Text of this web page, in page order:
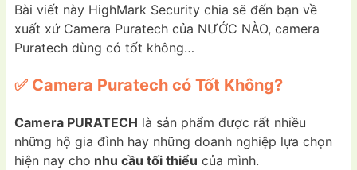
Bài viết này HighMark Security chia sẽ đến bạn về
xuất xứ Camera Puratech của NƯỚC NÀO, camera
Puratech dùng có tốt không…
✅ Camera Puratech có Tốt Không?
Camera PURATECH là sản phẩm được rất nhiều
những hộ gia đình hay những doanh nghiệp lựa chọn
hiện nay cho nhu cầu tối thiểu của mình.